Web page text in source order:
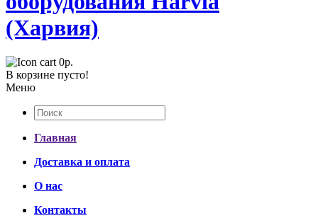
0р.
В корзине пусто!
Меню
Главная
Доставка и оплата
О нас
Контакты